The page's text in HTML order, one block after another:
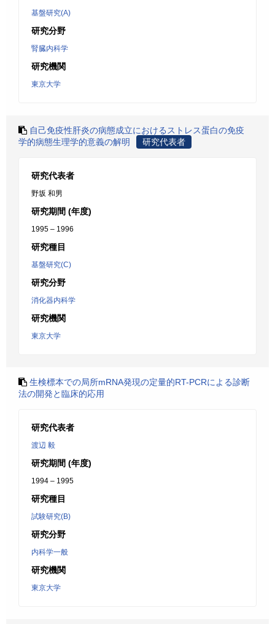
基盤研究(A)
研究分野
腎臓内科学
研究機関
東京大学
自己免疫性肝炎の病態成立におけるストレス蛋白の免疫
学的病態生理学的意義の解明
研究代表者
研究代表者
野坂 和男
研究期間 (年度)
1995 – 1996
研究種目
基盤研究(C)
研究分野
消化器内科学
研究機関
東京大学
生検標本での局所mRNA発現の定量的RT-PCRによる診断
法の開発と臨床的応用
研究代表者
渡辺 毅
研究期間 (年度)
1994 – 1995
研究種目
試験研究(B)
研究分野
内科学一般
研究機関
東京大学